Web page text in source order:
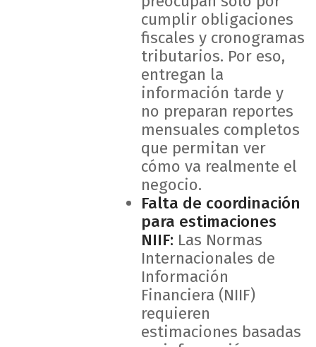
cumplir obligaciones
fiscales y cronogramas
tributarios. Por eso,
entregan la
información tarde y
no preparan reportes
mensuales completos
que permitan ver
cómo va realmente el
negocio.
Falta de coordinación
para estimaciones
NIIF: Las Normas
Internacionales de
Información
Financiera (NIIF)
requieren
estimaciones basadas